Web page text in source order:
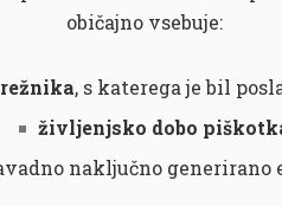
običajno vsebuje:
, s katerega je bil
življenjsko dobo
naključno